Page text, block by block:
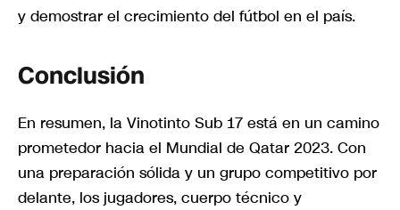
y demostrar el crecimiento del fútbol en el país.
Conclusión
En resumen, la Vinotinto Sub 17 está en un camino
prometedor hacia el Mundial de Qatar 2023. Con
una preparación sólida y un grupo competitivo por
delante, los jugadores, cuerpo técnico y